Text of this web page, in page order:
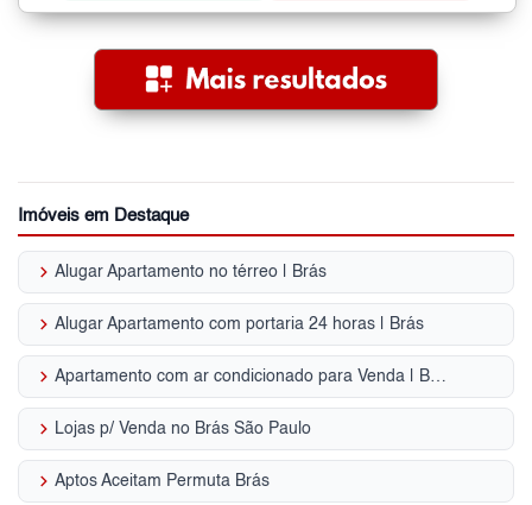
Imóveis em Destaque
keyboard_arrow_right Alugar Apartamento no térreo | Brás
keyboard_arrow_right Alugar Apartamento com portaria 24 horas | Brás
keyboard_arrow_right Apartamento com ar condicionado para Venda | Brás
keyboard_arrow_right Lojas p/ Venda no Brás São Paulo
keyboard_arrow_right Aptos Aceitam Permuta Brás